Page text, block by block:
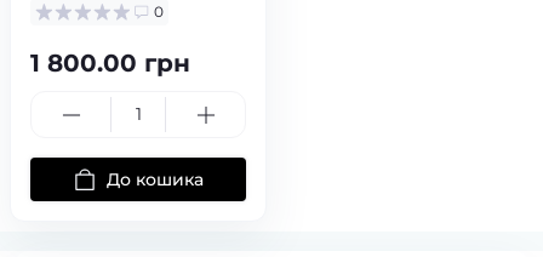
0
1 800.00 грн
До кошика